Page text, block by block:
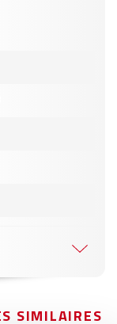
SIMILAIRES